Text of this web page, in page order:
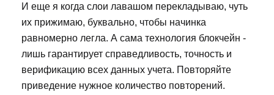
И еще я когда слои лавашом перекладываю, чуть
их прижимаю, буквально, чтобы начинка
равномерно легла. А сама технология блокчейн -
лишь гарантирует справедливость, точность и
верификацию всех данных учета. Повторяйте
приведение нужное количество повторений.